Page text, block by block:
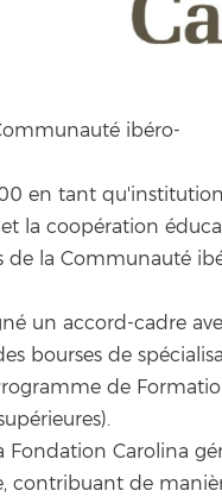
ibéro-
en tant qu'institution
la coopération
de la Communauté
un accord-cadre
bourses de
de
Carolina
contribuant de